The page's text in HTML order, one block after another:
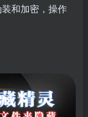
和加密，操作